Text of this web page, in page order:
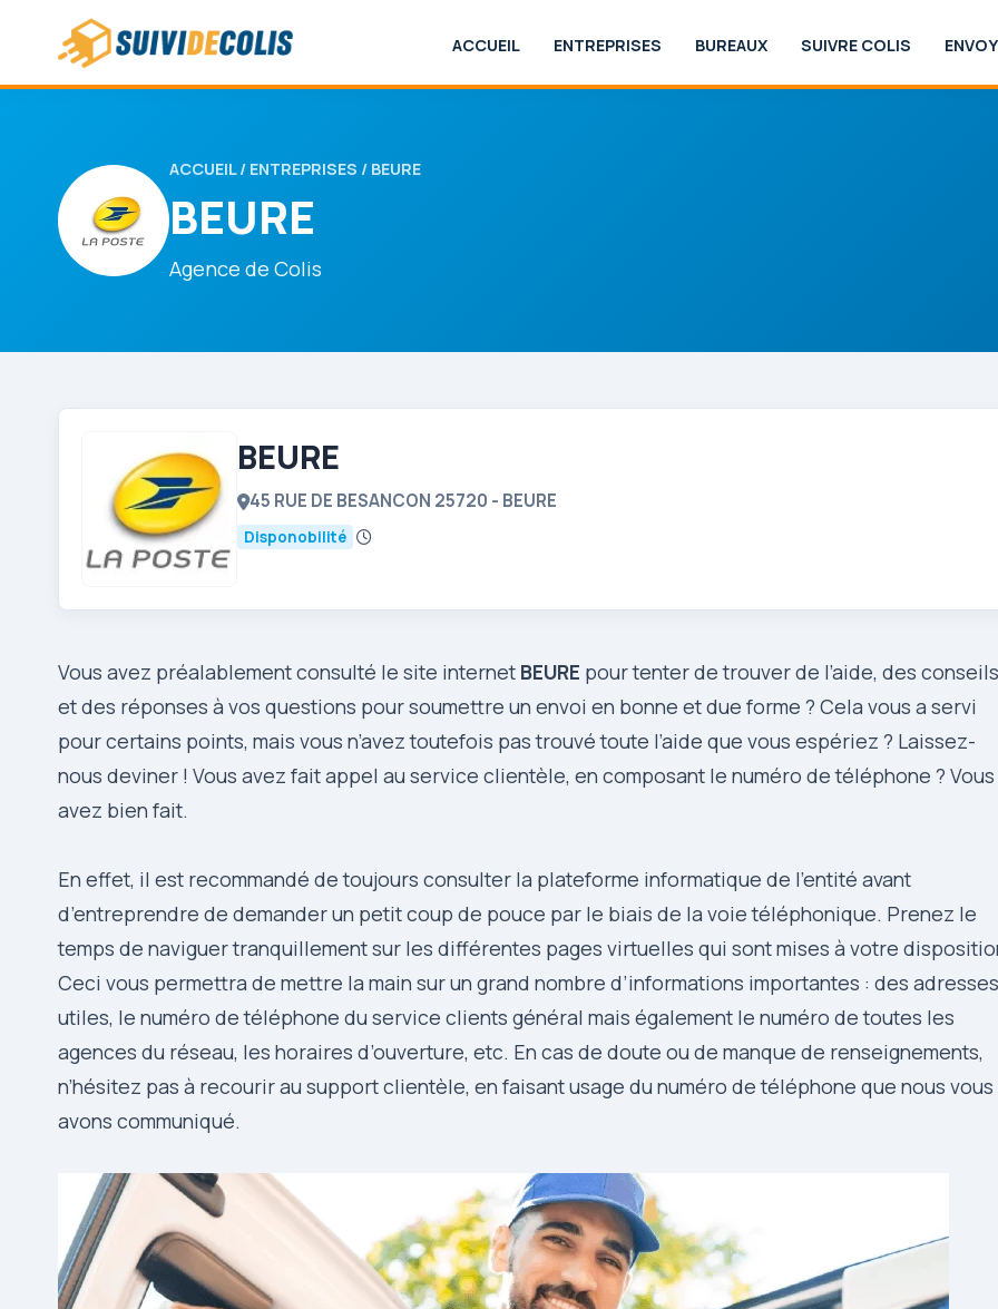
ACCUEIL ENTREPRISES BUREAUX SUIVRE COLIS
ACCUEIL/ ENTREPRISES / BEURE
BEURE
Agence de Colis
BEURE
45 RUE DE BESANCON 25720 - BEURE
Disponobilité
Vous avez préalablement consulté le site internet BEURE pour tenter de trouver de l’aide, des conseils
et des réponses à vos questions pour soumettre un envoi en bonne et due forme ? Cela vous a servi
pour certains points, mais vous n’avez toutefois pas trouvé toute l’aide que vous espériez ? Laissez-
nous deviner ! Vous avez fait appel au service clientèle, en composant le numéro de téléphone ? Vous
avez bien fait.
En effet, il est recommandé de toujours consulter la plateforme informatique de l’entité avant
d’entreprendre de demander un petit coup de pouce par le biais de la voie téléphonique. Prenez le
temps de naviguer tranquillement sur les différentes pages virtuelles qui sont mises à votre
Ceci vous permettra de mettre la main sur un grand nombre d’informations importantes : des adresses
utiles, le numéro de téléphone du service clients général mais également le numéro de toutes les
agences du réseau, les horaires d’ouverture, etc. En cas de doute ou de manque de renseignements,
n’hésitez pas à recourir au support clientèle, en faisant usage du numéro de téléphone que nous vous
avons communiqué.